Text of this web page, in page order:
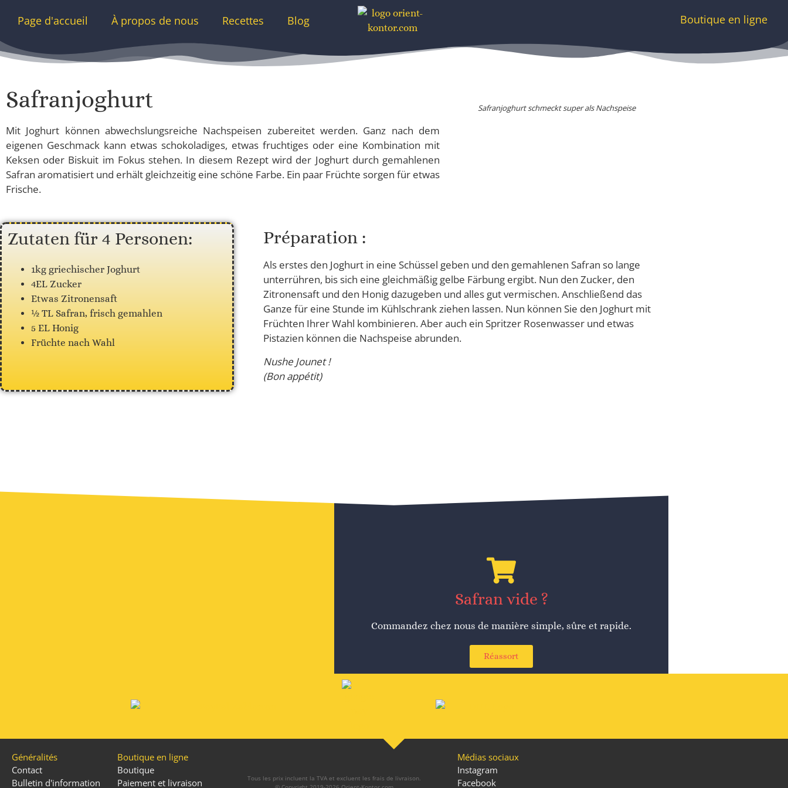
Page d'accueil À propos de nous Recettes Blog Boutique en ligne
Safranjoghurt
Mit Joghurt können abwechslungsreiche Nachspeisen zubereitet werden. Ganz nach dem
eigenen Geschmack kann etwas schokoladiges, etwas fruchtiges oder eine Kombination mit
Keksen oder Biskuit im Fokus stehen. In diesem Rezept wird der Joghurt durch gemahlenen
Safran aromatisiert und erhält gleichzeitig eine schöne Farbe. Ein paar Früchte sorgen für etwas
Frische.
Safranjoghurt schmeckt super als Nachspeise
Zutaten für 4 Personen:
1kg griechischer Joghurt
4EL Zucker
Etwas Zitronensaft
½ TL Safran, frisch gemahlen
5 EL Honig
Früchte nach Wahl
Préparation :
Als erstes den Joghurt in eine Schüssel geben und den gemahlenen Safran so lange
unterrühren, bis sich eine gleichmäßig gelbe Färbung ergibt. Nun den Zucker, den
Zitronensaft und den Honig dazugeben und alles gut vermischen. Anschließend das
Ganze für eine Stunde im Kühlschrank ziehen lassen. Nun können Sie den Joghurt mit
Früchten Ihrer Wahl kombinieren. Aber auch ein Spritzer Rosenwasser und etwas
Pistazien können die Nachspeise abrunden.
Nushe Jounet !
(Bon appétit)
Safran vide ?
Commandez chez nous de manière simple, sûre et rapide.
Réassort
Généralités
Contact
Bulletin d'information
Boutique en ligne
Boutique
Paiement et livraison
Tous les prix incluent la TVA et excluent les frais de livraison.
Médias sociaux
Instagram
Facebook